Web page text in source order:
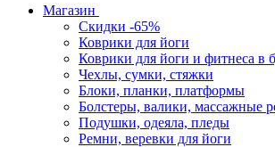
Магазин
Скидки -65%
Коврики для йоги
Коврики для йоги и фитнеса в
Чехлы, сумки, стяжки
Блоки, планки, платформы
Болстеры, валики, массажные
Подушки, одеяла, пледы
Ремни, веревки для йоги